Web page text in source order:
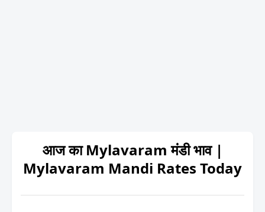
आज का Mylavaram मंडी भाव |
Mylavaram Mandi Rates Today